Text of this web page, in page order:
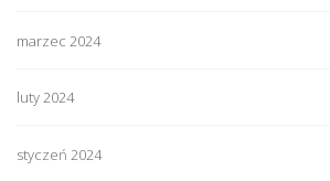
marzec 2024
luty 2024
styczeń 2024